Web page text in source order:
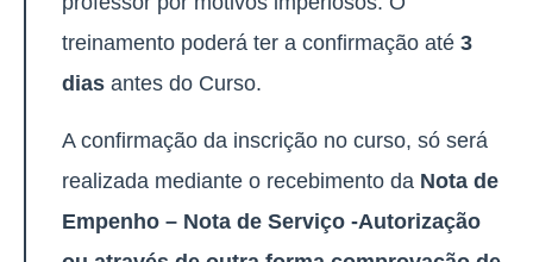
treinamento poderá ter a confirmação até 3
dias antes do Curso.
A confirmação da inscrição no curso, só será
realizada mediante o recebimento da Nota de
Empenho – Nota de Serviço -Autorização